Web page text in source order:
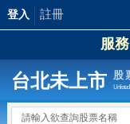
登入 註冊
服
台北未上市 股